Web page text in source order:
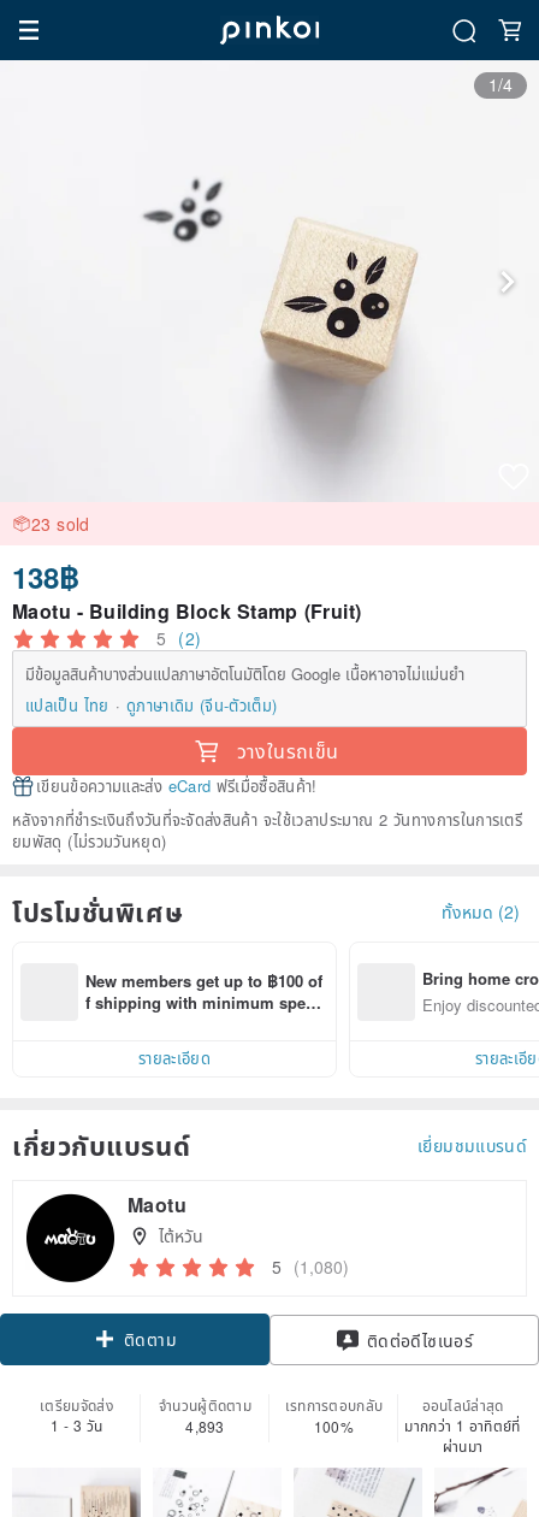
1/4
23 sold
138฿
Maotu - Building Block Stamp (Fruit)
5 (2)
มีข้อมูลสินค้าบางส่วนแปลภาษาอัตโนมัติโดย Google เนื้อหาอาจไม่แม่นยำ
แปลเป็น ไทย
ดูภาษาเดิม (จีน-ตัวเต็ม)
วางในรถเข็น
เขียนข้อความและส่ง eCard ฟรีเมื่อซื้อสินค้า!
หลังจากที่ชำระเงินถึงวันที่จะจัดส่งสินค้า จะใช้เวลาประมาณ 2 วันทางการในการเตรี
ยมพัสดุ (ไม่รวมวันหยุด)
โปรโมชั่นพิเศษ ทั้งหมด (2)
New members get up to ฿100 of
f shipping with minimum spen
within 7 days!
รายละเอียด
Bring home
n with ease
Enjoy
รายละเอี
เกี่ยวกับแบรนด์ เยี่ยมชมแบรนด์
Maotu
ไต้หวัน
5 (1,080)
ติดตาม ติดต่อดีไซเนอร์
เตรียมจัดส่ง
1 - 3 วัน
จำนวนผู้ติดตาม
4,893
เรทการตอบกลับ
100%
ออนไลน์ล่าสุด
มากกว่า 1 อาทิตย์ที่
ผ่านมา